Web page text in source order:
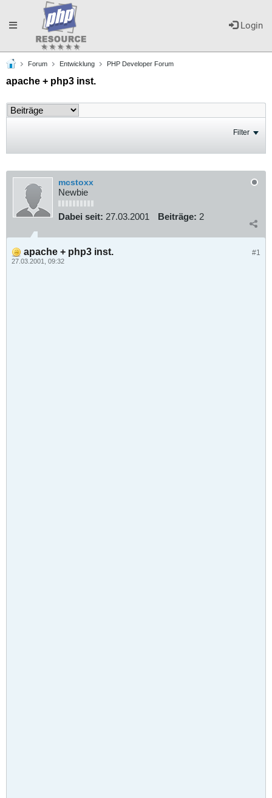
Login
Toggle
navigation
Forum Entwicklung PHP Developer Forum
apache + php3 inst.
Filter
mcstoxx
Newbie
Dabei seit: 27.03.2001 Beiträge: 2
#1
apache + php3 inst.
27.03.2001, 09:32